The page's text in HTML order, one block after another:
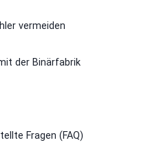
vermeiden
der Binärfabrik
Fragen (FAQ)